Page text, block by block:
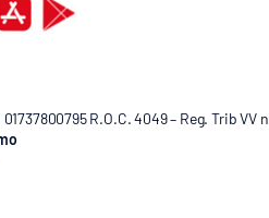
R.O.C. 4049 – Reg. Trib VV